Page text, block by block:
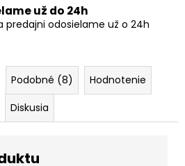
už do 24h
predajni odosielame už o 24h
Podobné (8)
Hodnotenie
Diskusia